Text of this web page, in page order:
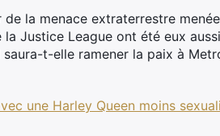
la menace extraterrestre
Justice League ont été eux
t-elle ramener la paix à
une Harley Queen moins